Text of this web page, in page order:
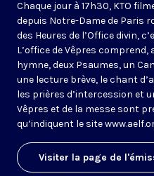
Chaque jour à 17h30, KTO
depuis Notre-Dame de Paris
des Heures de l’Office divin,
L’office de Vêpres
hymne, deux Psaumes, un
une lecture brève, le chant
les prières d’intercession et
Vêpres et de la messe sont
qu’indiquent le site
Visiter la page de